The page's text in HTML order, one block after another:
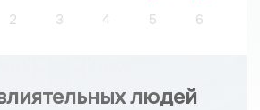
2 3 4 5 6
людей